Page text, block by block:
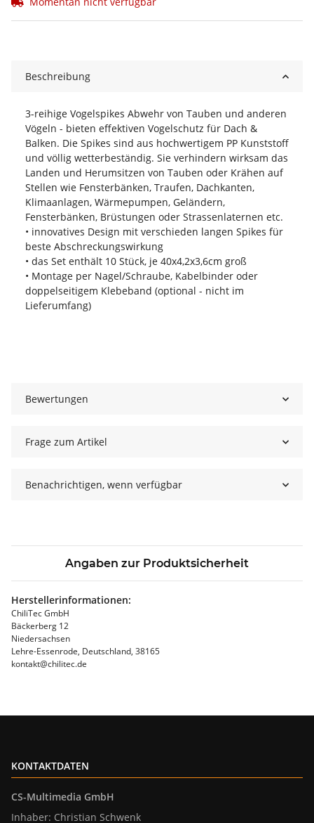
Beschreibung
3-reihige Vogelspikes Abwehr von Tauben und anderen
Vögeln - bieten effektiven Vogelschutz für Dach &
Balken. Die Spikes sind aus hochwertigem PP Kunststoff
und völlig wetterbeständig. Sie verhindern wirksam das
Landen und Herumsitzen von Tauben oder Krähen auf
Stellen wie Fensterbänken, Traufen, Dachkanten,
Klimaanlagen, Wärmepumpen, Geländern,
Fensterbänken, Brüstungen oder Strassenlaternen etc.
• innovatives Design mit verschieden langen Spikes für
beste Abschreckungswirkung
• das Set enthält 10 Stück, je 40x4,2x3,6cm groß
• Montage per Nagel/Schraube, Kabelbinder oder
doppelseitigem Klebeband (optional - nicht im
Lieferumfang)
Bewertungen
Frage zum Artikel
Benachrichtigen, wenn verfügbar
Angaben zur Produktsicherheit
Herstellerinformationen:
ChiliTec GmbH
Bäckerberg 12
Niedersachsen
Lehre-Essenrode, Deutschland, 38165
kontakt@chilitec.de
KONTAKTDATEN
CS-Multimedia GmbH
Inhaber: Christian Schwenk